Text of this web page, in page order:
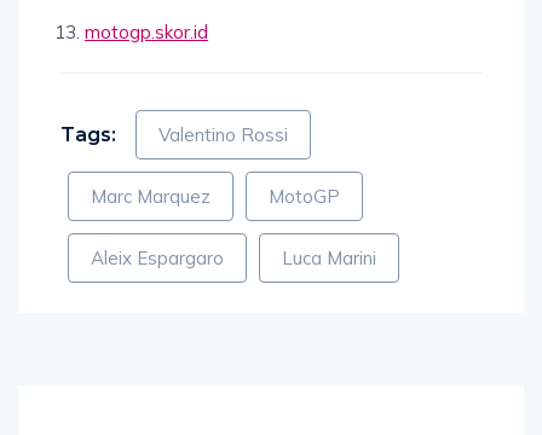
motogp.skor.id
Tags: Valentino Rossi
Marc Marquez MotoGP
Aleix Espargaro Luca Marini